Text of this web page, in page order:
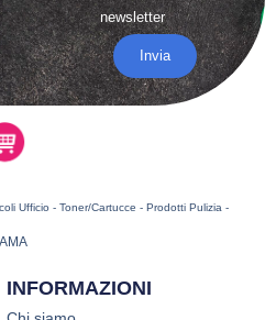
newsletter
Invia
Ufficio - Toner/Cartucce - Prodotti Pulizia -
INFORMAZIONI